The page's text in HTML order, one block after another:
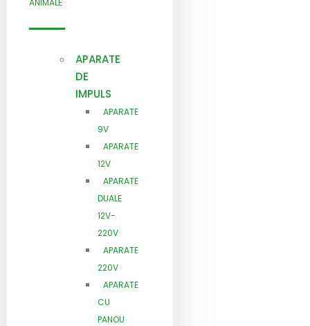
APARATE
DE
IMPULS
APARATE
9V
APARATE
12V
APARATE
DUALE
12V-
220V
APARATE
220V
APARATE
CU
PANOU